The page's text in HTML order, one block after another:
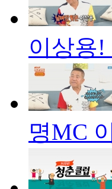
이상용!
명MC